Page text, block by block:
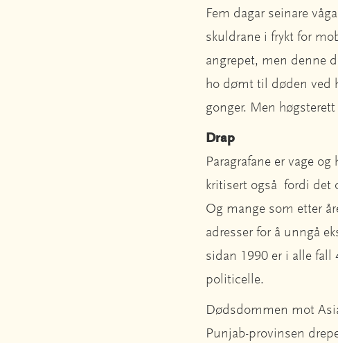
Fem dagar seinare
skuldrane i frykt for
angrepet, men denne
ho dømt til døden ved
gonger. Men
Drap
Paragrafane er vage
kritisert også fordi det
Og mange som etter
adresser for å unngå
sidan 1990 er i alle fall
politicelle.
Dødsdommen mot
Punjab-provinsen